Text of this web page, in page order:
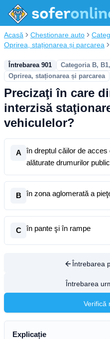
Acasă Chestionare auto
Oprirea, staționarea și parcarea
Întrebarea 901
Categoria B,
Oprirea, staționarea și parcarea
Precizaţi în care
interzisă
vehiculelor?
A
în dreptul căilor de
alăturate drumurilor
B în zona aglomerată a
C în pante şi în rampe
Întrebarea
Întrebarea
Verifică
Explicație